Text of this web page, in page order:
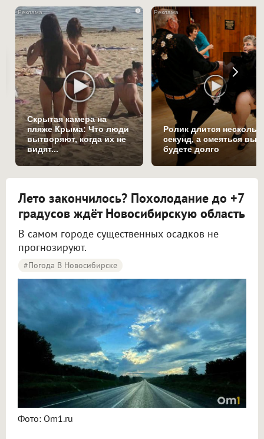
i
Скрытая камера на
пляже Крыма: Что люди
вытворяют, когда их не
видят...
Ролик длится
секунд, а смеяться вы
будете долго
Лето закончилось? Похолодание до +7
градусов ждёт Новосибирскую область
В самом городе существенных осадков не
прогнозируют.
#Погода В Новосибирске
Фото: Om1.ru